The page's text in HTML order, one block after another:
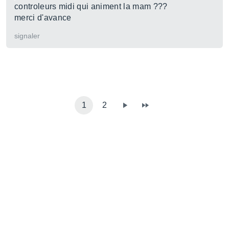
controleurs midi qui animent la mam ???
merci d'avance
signaler
1 2